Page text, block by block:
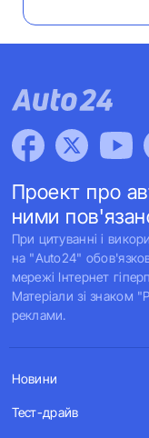
Проект про
ними
При цитуванні і
на "Auto24"
мережі Інтернет
Матеріали зі знаком
реклами.
Новини
Тест-драйв